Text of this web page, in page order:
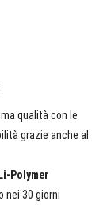
qualità con le
grazie anche al
Polymer
nei 30 giorni